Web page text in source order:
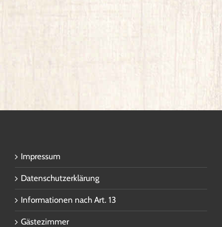
Impressum
Datenschutzerklärung
Informationen nach Art. 13
Gästezimmer